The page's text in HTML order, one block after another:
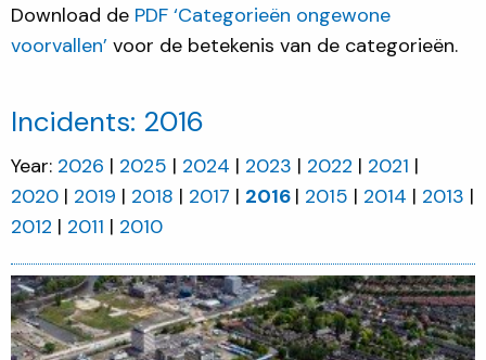
Download de PDF ‘Categorieën ongewone
voorvallen’ voor de betekenis van de categorieën.
Incidents: 2016
Year: 2026 2025 2024 2023 2022
2021
2020
2019 2018 2017 2016 2015 2014
2013
2012
2011 2010